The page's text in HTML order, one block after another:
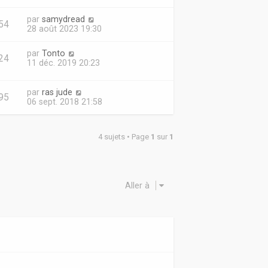
par samydread
28 août 2023 19:30
par Tonto
11 déc. 2019 20:23
par ras jude
06 sept. 2018 21:58
4 sujets • Page 1 sur 1
Aller à